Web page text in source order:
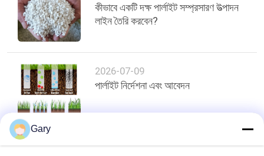
কীভাবে একটি দক্ষ পার্লাইট সম্প্রসারণ উত্পাদন
লাইন তৈরি করবেন?
2026-07-09
পার্লাইট নির্দেশনা এবং আবেদন
Gary